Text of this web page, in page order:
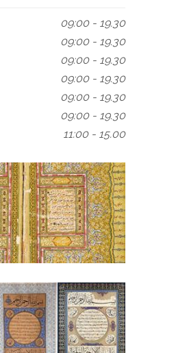
09:00 - 19.30
09:00 - 19.30
09:00 - 19.30
09:00 - 19.30
09:00 - 19.30
09:00 - 19.30
11:00 - 15.00